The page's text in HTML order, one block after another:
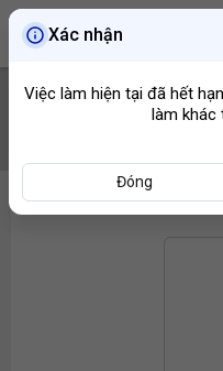
Xác nhận
Việc làm hiện tại đã hết
làm khác
Đóng